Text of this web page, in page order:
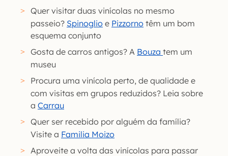
Quer visitar duas vinícolas no mesmo
passeio? Spinoglio e Pizzorno têm um bom
esquema conjunto
Gosta de carros antigos? A Bouza tem um
museu
Procura uma vinícola perto, de qualidade e
com visitas em grupos reduzidos? Leia sobre
a Carrau
Quer ser recebido por alguém da família?
Visite a Familia Moizo
Aproveite a volta das vinícolas para passar